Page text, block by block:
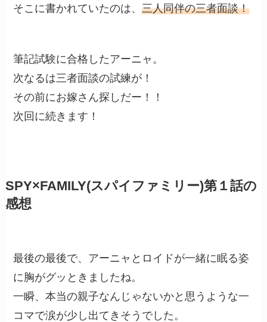
そこに書かれていたのは、三人同伴の三者面談！
筆記試験に合格したアーニャ。
次なるは三者面談の試練が！
その前にお嫁さん探しだー！！
次回に続きます！
SPY×FAMILY(スパイファミリー)第１話の
感想
最後の最後で、アーニャとロイドが一緒に眠る姿
に胸がグッときましたね。
一瞬、本当の親子なんじゃないかと思うような一
コマで涙が少し出てきそうでした。